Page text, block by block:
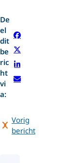
De
el
dit
be
ric
ht
vi
a:
Vorig
bericht